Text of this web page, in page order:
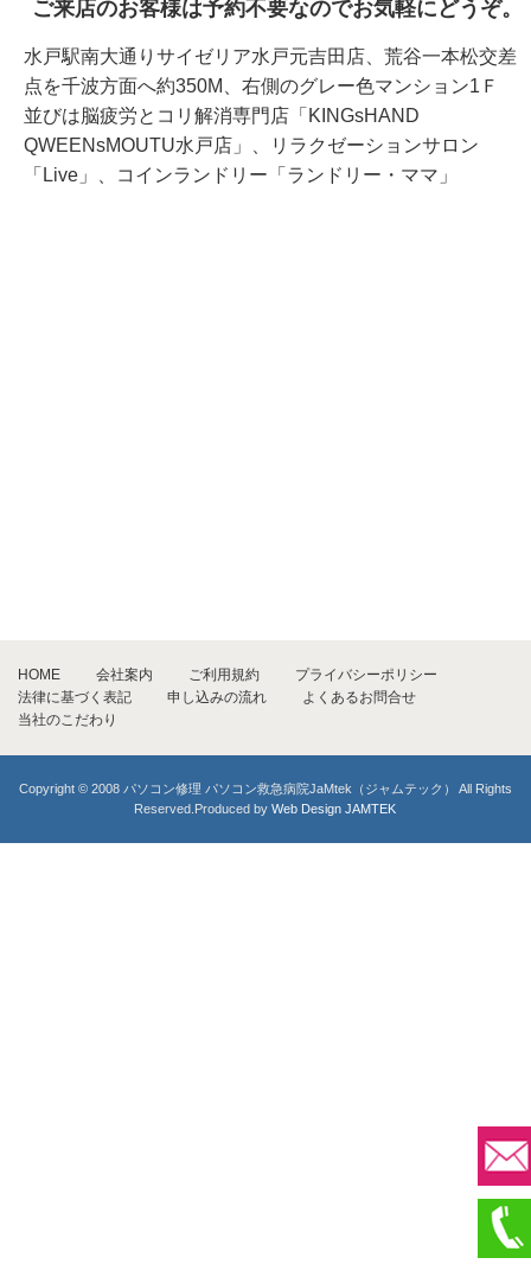
ご来店のお客様は予約不要なのでお気軽にどうぞ。
水戸駅南大通りサイゼリア水戸元吉田店、荒谷一本松交差
点を千波方面へ約350M、右側のグレー色マンション1Ｆ
並びは脳疲労とコリ解消専門店「KINGsHAND
QWEENsMOUTU水戸店」、リラクゼーションサロン
「Live」、コインランドリー「ランドリー・ママ」
HOME 会社案内 ご利用規約
プライバシーポリシー
法律に基づく表記
申し込みの流れ
よくあるお問合せ
当社のこだわり
Copyright © 2008 パソコン修理 パソコン救急病院JaMtek（ジャムテック） All Rights
Reserved.Produced byWeb Design JAMTEK